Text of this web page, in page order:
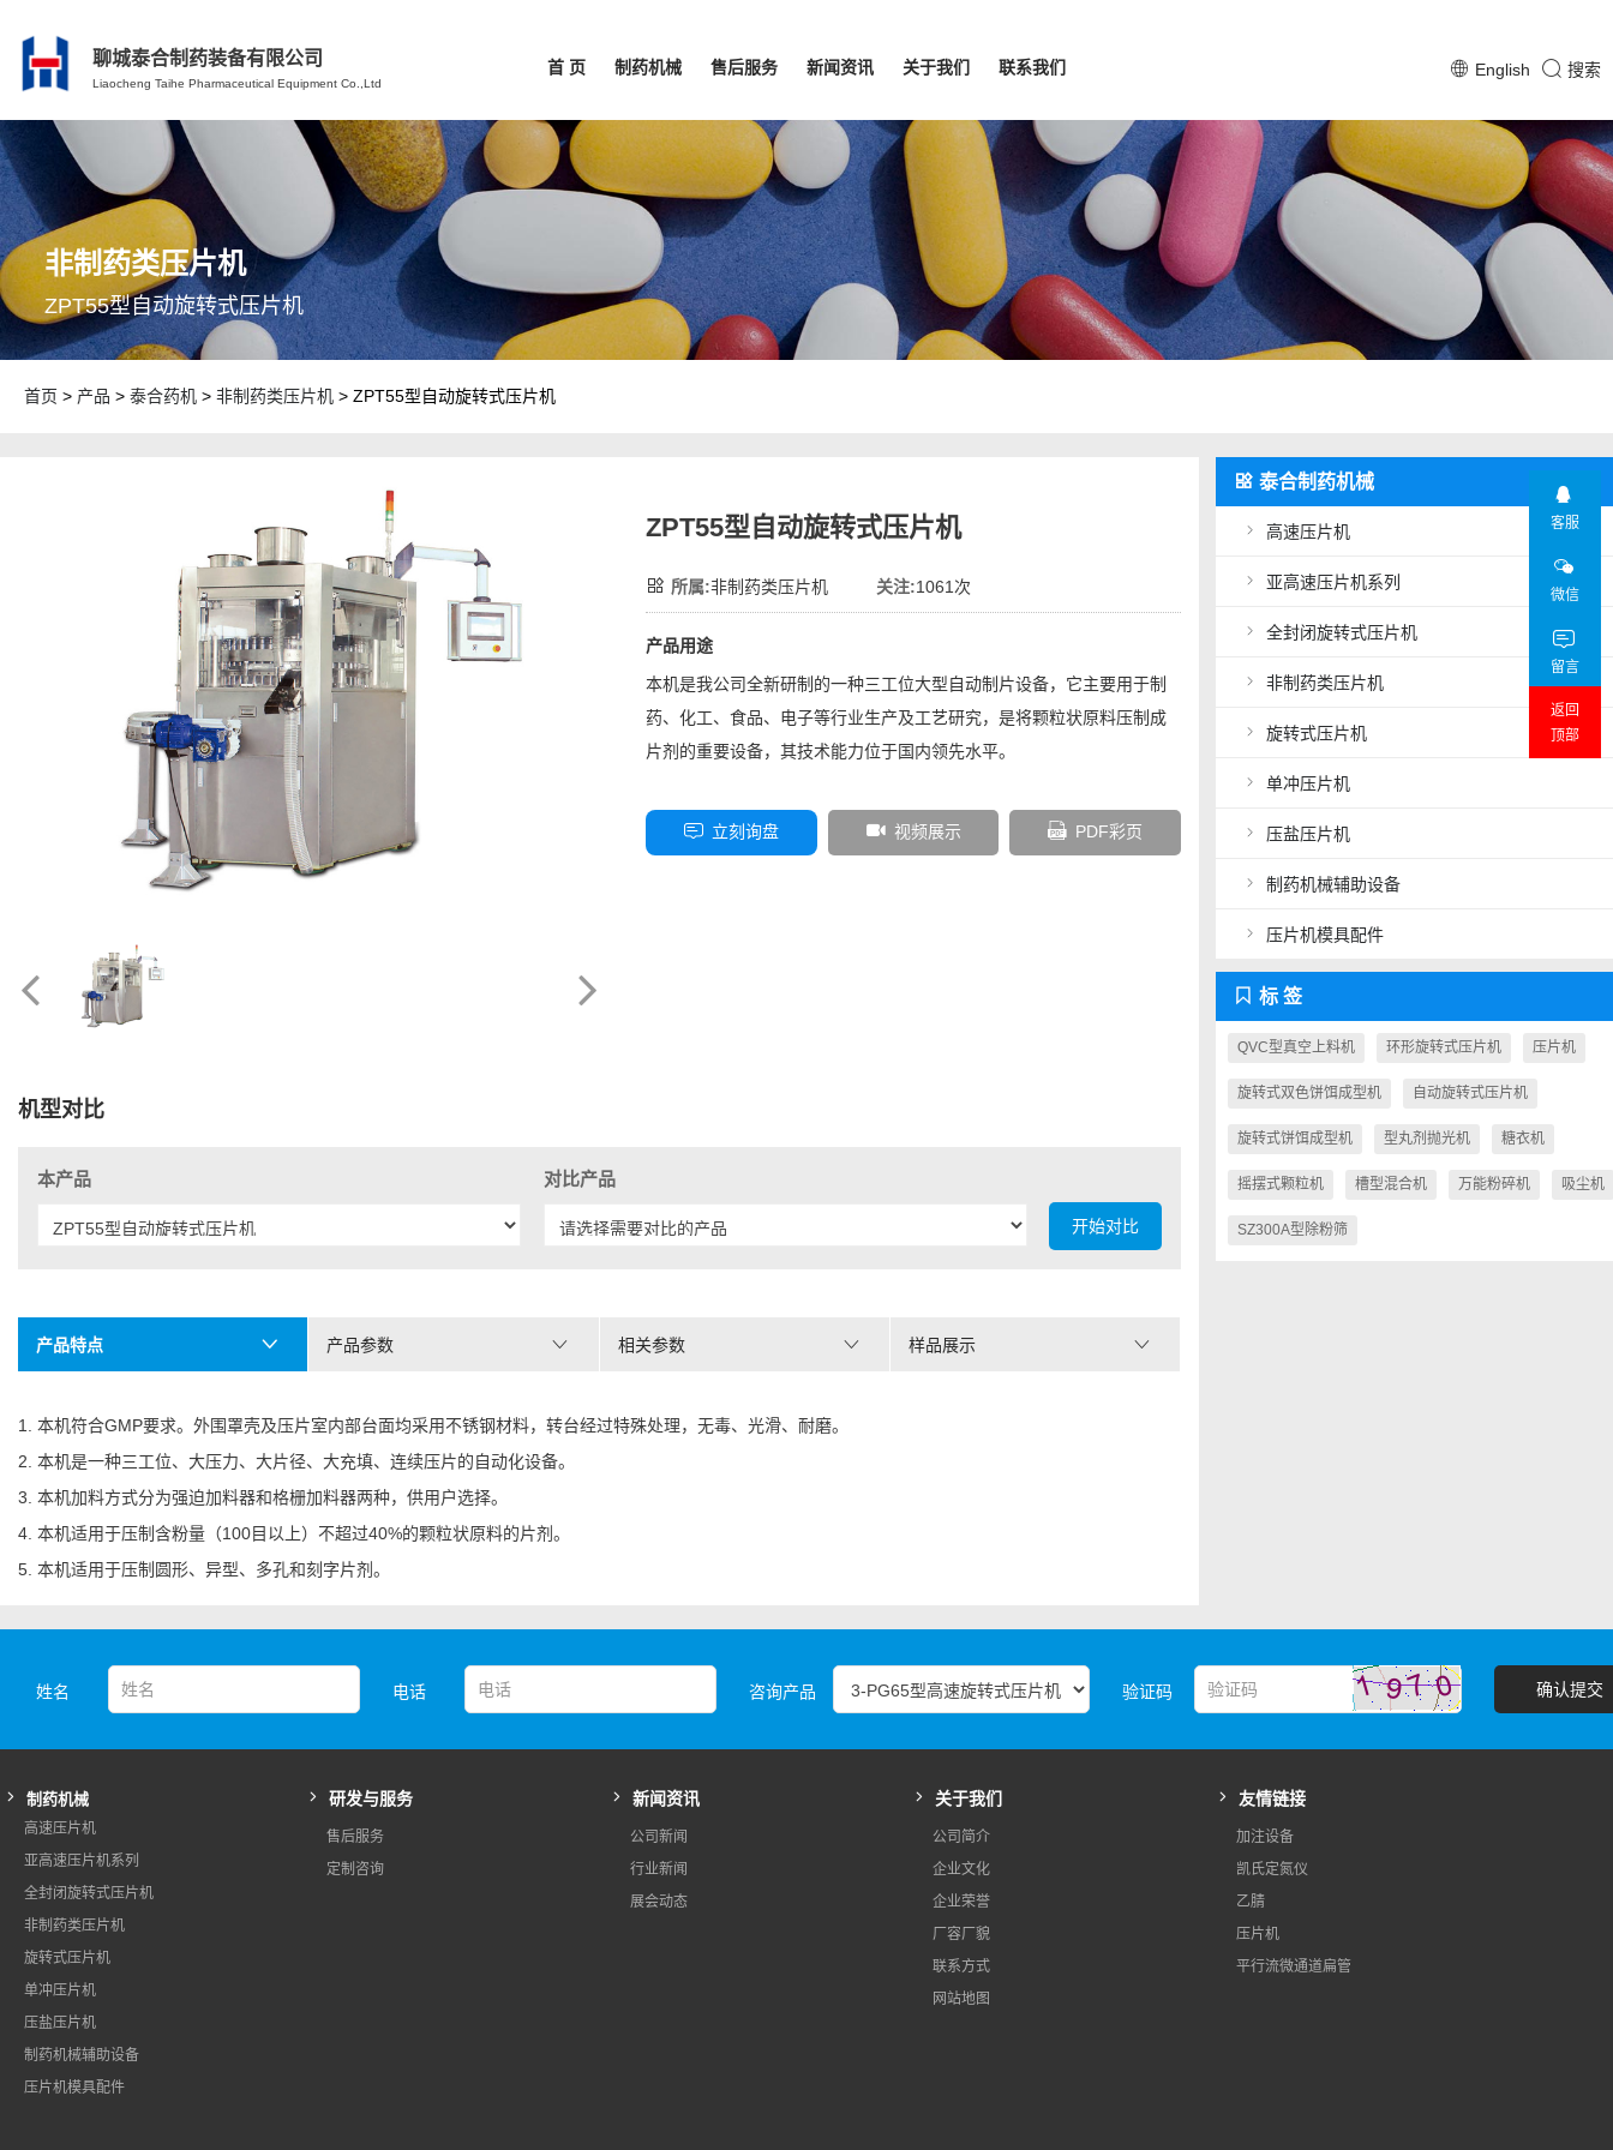
聊城泰合制药装备有限公司
Liaocheng Taihe Pharmaceutical Equipment Co.,Ltd
English 搜索
首 页 制药机械 售后服务 新闻资讯 关于我们 联系我们
非制药类压片机
ZPT55型自动旋转式压片机
首页 > 产品 > 泰合药机 > 非制药类压片机 > ZPT55型自动旋转式压片机
ZPT55型自动旋转式压片机
所属:非制药类压片机 关注:1061次
产品用途
本机是我公司全新研制的一种三工位大型自动制片设备，它主要用于制
药、化工、食品、电子等行业生产及工艺研究，是将颗粒状原料压制成
片剂的重要设备，其技术能力位于国内领先水平。
立刻询盘 视频展示 PDF彩页
机型对比
本产品 对比产品
开始对比
产品特点 产品参数 相关参数 样品展示
1. 本机符合GMP要求。外围罩壳及压片室内部台面均采用不锈钢材料，转台经过特殊处理，无毒、光滑、耐磨。
2. 本机是一种三工位、大压力、大片径、大充填、连续压片的自动化设备。
3. 本机加料方式分为强迫加料器和格栅加料器两种，供用户选择。
4. 本机适用于压制含粉量（100目以上）不超过40%的颗粒状原料的片剂。
5. 本机适用于压制圆形、异型、多孔和刻字片剂。
最大压片产量
转台转速
外形尺寸（长x宽x高）
机器重量
电动机功率
泰合制药机械
高速压片机
亚高速压片机系列
全封闭旋转式压片机
非制药类压片机
旋转式压片机
单冲压片机
压盐压片机
制药机械辅助设备
压片机模具配件
标 签
QVC型真空上料机 环形旋转式压片机 压片机
旋转式双色饼饵成型机 自动旋转式压片机
旋转式饼饵成型机 型丸剂抛光机 糖衣机
摇摆式颗粒机 槽型混合机 万能粉碎机 吸尘机
SZ300A型除粉筛
姓名 电话 咨询产品 验证码 确认提交
制药机械
高速压片机
亚高速压片机系列
全封闭旋转式压片机
非制药类压片机
旋转式压片机
单冲压片机
压盐压片机
制药机械辅助设备
压片机模具配件
研发与服务
售后服务
定制咨询
新闻资讯
公司新闻
行业新闻
展会动态
关于我们
公司简介
企业文化
企业荣誉
厂容厂貌
联系方式
网站地图
友情链接
加注设备
凯氏定氮仪
乙腈
压片机
平行流微通道扁管
客服
微信
留言
返回
顶部